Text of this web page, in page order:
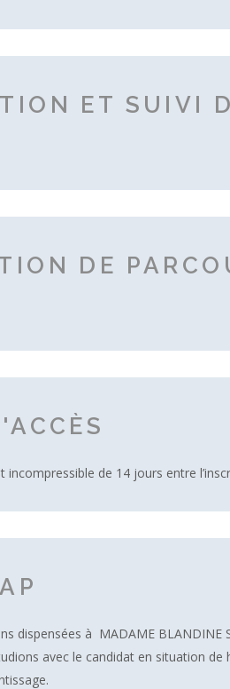
ET SUIVI
DE
incompressible de 14 jours entre
dispensées à MADAME BLANDINE
avec le candidat en situation